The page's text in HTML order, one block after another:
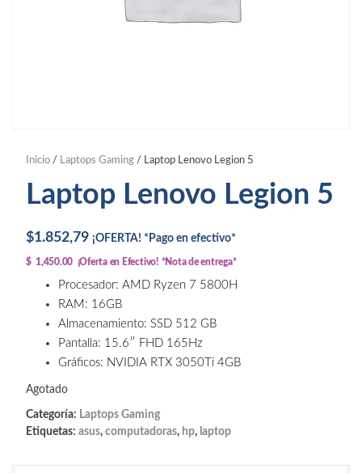
Inicio/ Laptops Gaming/ Laptop Lenovo Legion 5
Laptop Lenovo Legion 5
$1.852,79 ¡OFERTA! *Pago en efectivo*
$ 1,450.00 ¡Oferta en Efectivo! *Nota de entrega*
Procesador: AMD Ryzen 7 5800H
RAM: 16GB
Almacenamiento: SSD 512 GB
Pantalla: 15.6″ FHD 165Hz
Gráficos: NVIDIA RTX 3050Ti 4GB
Agotado
Categoría: Laptops Gaming
Etiquetas: asus, computadoras, hp, laptop